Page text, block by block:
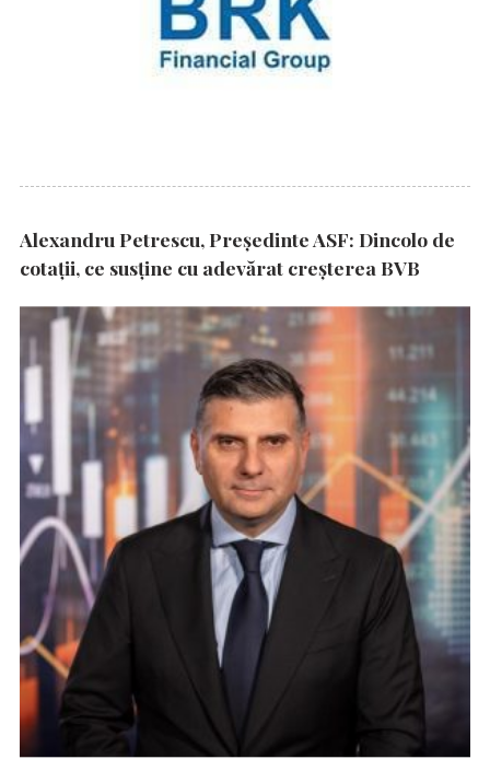
Alexandru Petrescu, Președinte ASF: Dincolo de
cotații, ce susține cu adevărat creșterea BVB